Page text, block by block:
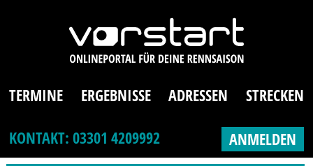
TERMINE ERGEBNISSE ADRESSEN
STRECKEN
KONTAKT: 03301 4209992
ANMELDEN